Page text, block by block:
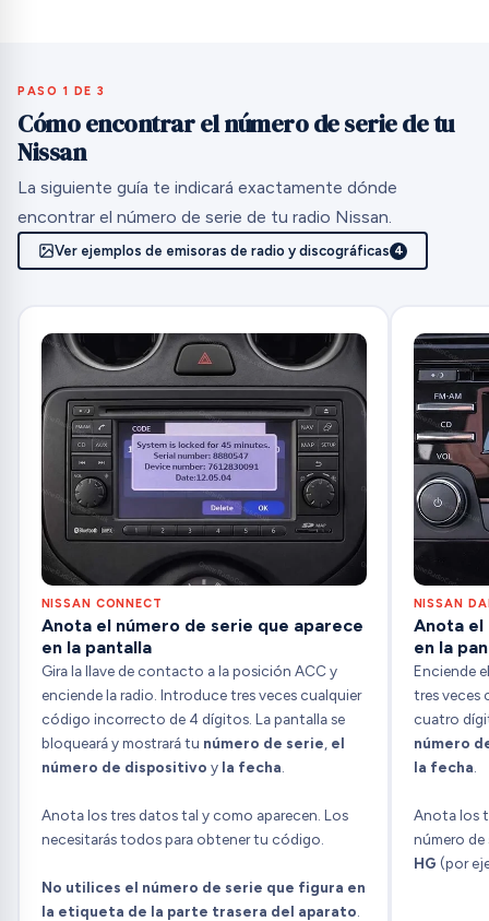
PASO 1 DE 3
Cómo encontrar el número de serie de tu
Nissan
La siguiente guía te indicará exactamente dónde
encontrar el número de serie de tu radio Nissan.
Ver ejemplos de emisoras de radio y discográficas 4
NISSAN CONNECT
Anota el número de serie que aparece
en la pantalla
Gira la llave de contacto a la posición ACC y
enciende la radio. Introduce tres veces cualquier
código incorrecto de 4 dígitos. La pantalla se
bloqueará y mostrará tu número de serie el
número de dispositivo y la fecha
Anota los tres datos tal y como aparecen. Los
necesitarás todos para obtener tu código.
No utilices el número de serie que figura en
la etiqueta de la parte trasera del aparato
NISSAN
Anota el
en la
Enciende
tres veces
cuatro
número
la fecha
Anota los
número
HG (por